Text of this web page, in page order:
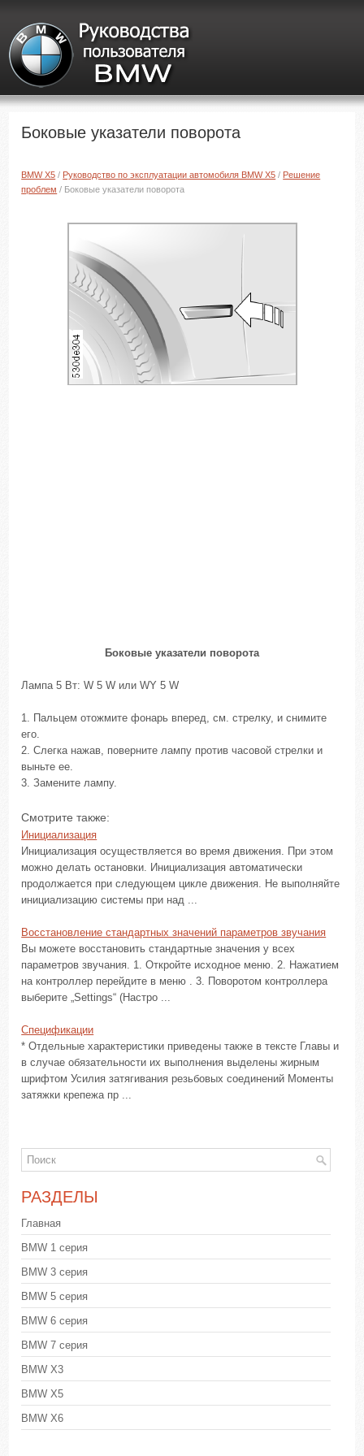
Боковые указатели поворота
BMW X5 / Руководство по эксплуатации автомобиля BMW X5 / Решение
проблем / Боковые указатели поворота
Боковые указатели поворота
Лампа 5 Вт: W 5 W или WY 5 W
1. Пальцем отожмите фонарь вперед, см. стрелку, и снимите
его.
2. Слегка нажав, поверните лампу против часовой стрелки и
выньте ее.
3. Замените лампу.
Смотрите также:
Инициализация
Инициализация осуществляется во время движения. При этом
можно делать остановки. Инициализация автоматически
продолжается при следующем цикле движения. Не выполняйте
инициализацию системы при над ...
Восстановление стандартных значений параметров звучания
Вы можете восстановить стандартные значения у всех
параметров звучания. 1. Откройте исходное меню. 2. Нажатием
на контроллер перейдите в меню . 3. Поворотом контроллера
выберите „Settings“ (Настро ...
Спецификации
* Отдельные характеристики приведены также в тексте Главы и
в случае обязательности их выполнения выделены жирным
шрифтом Усилия затягивания резьбовых соединений Моменты
затяжки крепежа пр ...
РАЗДЕЛЫ
Главная
BMW 1 серия
BMW 3 серия
BMW 5 серия
BMW 6 серия
BMW 7 серия
BMW X3
BMW X5
BMW X6